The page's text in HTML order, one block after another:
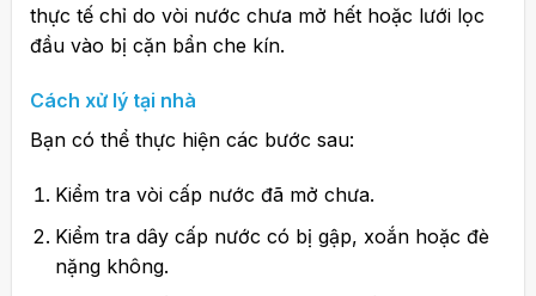
thực tế chỉ do vòi nước chưa mở hết hoặc lưới lọc
đầu vào bị cặn bẩn che kín.
Cách xử lý tại nhà
Bạn có thể thực hiện các bước sau:
Kiểm tra vòi cấp nước đã mở chưa.
Kiểm tra dây cấp nước có bị gập, xoắn hoặc đè
nặng không.